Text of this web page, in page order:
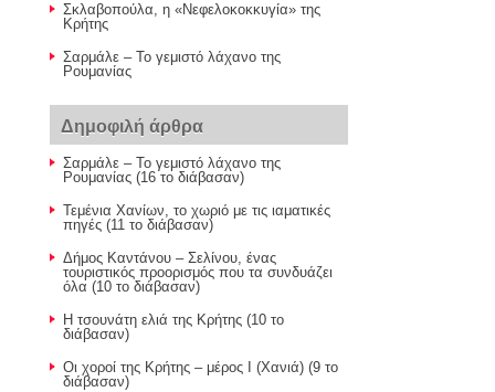
Σκλαβοπούλα, η «Νεφελοκοκκυγία» της
Κρήτης
Σαρμάλε – Το γεμιστό λάχανο της
Ρουμανίας
Δημοφιλή άρθρα
Σαρμάλε – Το γεμιστό λάχανο της
Ρουμανίας (16 το διάβασαν)
Τεμένια Χανίων, το χωριό με τις ιαματικές
πηγές (11 το διάβασαν)
Δήμος Καντάνου – Σελίνου, ένας
τουριστικός προορισμός που τα συνδυάζει
όλα (10 το διάβασαν)
Η τσουνάτη ελιά της Κρήτης (10 το
διάβασαν)
Οι χοροί της Κρήτης – μέρος Ι (Χανιά) (9 το
διάβασαν)